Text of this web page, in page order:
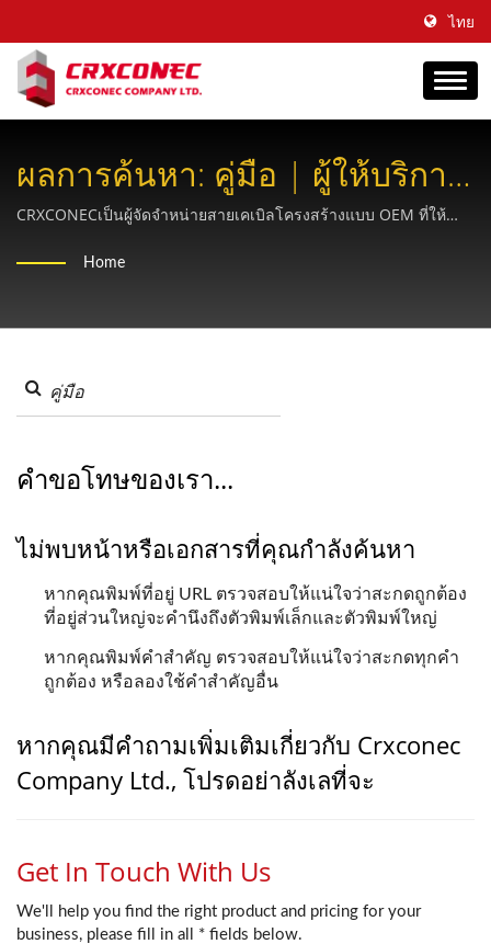
ไทย
ผลการค้นหา: คู่มือ | ผู้ให้บริการ
โซลูชันทองแดงและไฟเบอร์แบบ
ครบวงจร -CRXCONEC
CRXCONECเป็นผู้จัดจำหน่ายสายเคเบิลโครงสร้างแบบ OEM ที่ให้
Home
คำขอโทษของเรา...
ไม่พบหน้าหรือเอกสารที่คุณกำลังค้นหา
หากคุณพิมพ์ที่อยู่ URL ตรวจสอบให้แน่ใจว่าสะกดถูกต้อง
ที่อยู่ส่วนใหญ่จะคำนึงถึงตัวพิมพ์เล็กและตัวพิมพ์ใหญ่
หากคุณพิมพ์คำสำคัญ ตรวจสอบให้แน่ใจว่าสะกดทุกคำ
ถูกต้อง หรือลองใช้คำสำคัญอื่น
หากคุณมีคำถามเพิ่มเติมเกี่ยวกับ Crxconec
Company Ltd., โปรดอย่าลังเลที่จะ